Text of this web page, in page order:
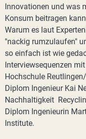
Innovationen und was
Konsum beitragen
Warum es laut
"nackig rumzulaufen"
so einfach ist wie
Interviewsequenzen
Hochschule
Diplom Ingenieur Kai
Nachhaltigkeit
Diplom Ingenieurin
Institute.